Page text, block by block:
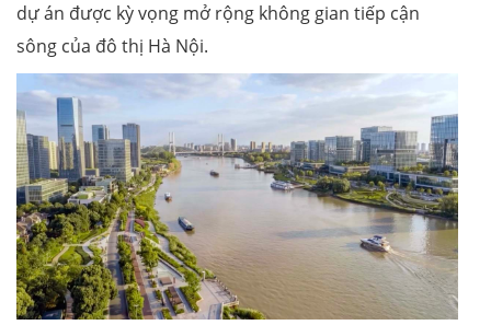
dự án được kỳ vọng mở rộng không gian tiếp cận
sông của đô thị Hà Nội.